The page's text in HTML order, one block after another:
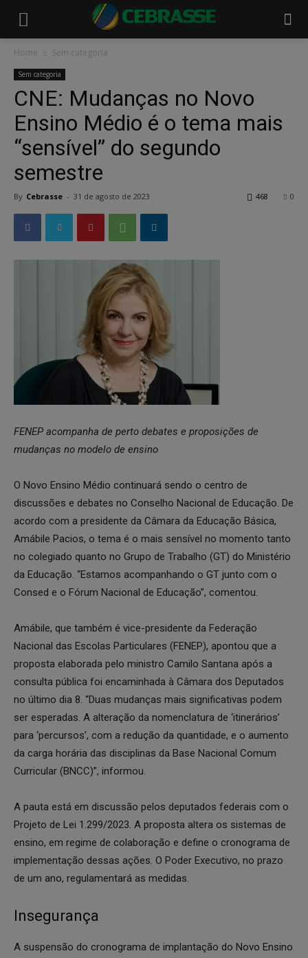
Home Sem categoria
Sem categoria
CNE: Mudanças no Novo
Ensino Médio é o tema mais
“sensível” do segundo
semestre
By Cebrasse - 31 de agosto de 2023 0
468
FENEP acompanha de perto debates e proposições de
mudanças no modelo de ensino
O Novo Ensino Médio continuará sendo o centro de
discussões e debates no Conselho Nacional de Educação. De
acordo com a presidente da Câmara da Educação Básica,
Amábile Pacios, o tema é o mais sensível no momento tanto
no colegiado quanto no Grupo de Trabalho (GT) do Ministério
da Educação. “Estamos acompanhando o GT junto com o
Consed e o Fórum Nacional de Educação”, comentou.
Amábile, que também é vice-presidente da Federação
Nacional das Escolas Particulares (FENEP), apontou que a
proposta elaborada pelo ministro Camilo Santana após a
consulta pública foi encaminhada à Câmara dos Deputados
no último dia 8. “Duas mudanças mais significativas podem
ser esperadas. A alteração da nomenclatura de ‘itinerários’
para ‘percursos’, com a redução da quantidade, e o aumento
da carga horária das disciplinas da Base Nacional Comum
Curricular (BNCC)”, informou.
A pauta está em discussão pelos deputados federais com o
Projeto de Lei 1.299/2023. A proposta altera os sistemas de
ensino, em regime de colaboração e define o cronograma de
implementação dessas ações. O Poder Executivo, no prazo
de um ano, regulamentará as medidas.
Insegurança
A suspensão do cronograma de implantação do Novo Ensino